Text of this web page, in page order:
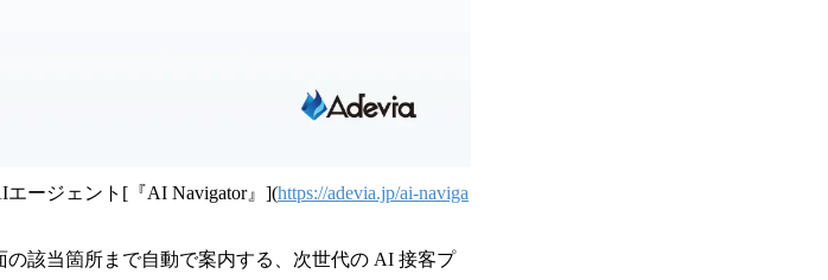
ージェント[『AI Navigator』](https://adevia.jp/ai-naviga
該当箇所まで自動で案内する、次世代の AI 接客プ